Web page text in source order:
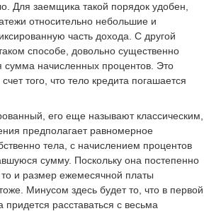
Для заемщика такой порядок удобен,
относительно небольшие и
часть дохода. С другой
способе, довольно существенно
сумма начисленных процентов. Это
того, что тело кредита погашается
его еще называют классическим,
предполагает равномерное
тела, с начислением процентов
сумму. Поскольку она постепенно
и размер ежемесячной платы
Минусом здесь будет то, что в первой
придется расставаться с весьма